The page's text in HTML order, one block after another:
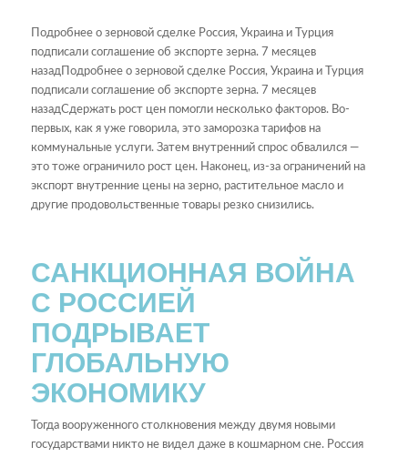
Подробнее о зерновой сделке Россия, Украина и Турция
подписали соглашение об экспорте зерна. 7 месяцев
назадПодробнее о зерновой сделке Россия, Украина и Турция
подписали соглашение об экспорте зерна. 7 месяцев
назадСдержать рост цен помогли несколько факторов. Во-
первых, как я уже говорила, это заморозка тарифов на
коммунальные услуги. Затем внутренний спрос обвалился —
это тоже ограничило рост цен. Наконец, из-за ограничений на
экспорт внутренние цены на зерно, растительное масло и
другие продовольственные товары резко снизились.
САНКЦИОННАЯ ВОЙНА
С РОССИЕЙ
ПОДРЫВАЕТ
ГЛОБАЛЬНУЮ
ЭКОНОМИКУ
Тогда вооруженного столкновения между двумя новыми
государствами никто не видел даже в кошмарном сне. Россия